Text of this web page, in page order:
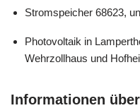
Stromspeicher 68623,
Photovoltaik in
Wehrzollhaus und
Informationen